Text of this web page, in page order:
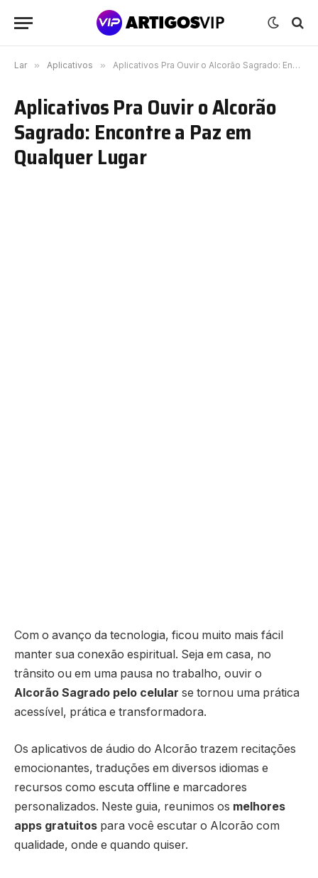
Lar » Aplicativos » Aplicativos Pra Ouvir o Alcorão Sagrado: Encontre a Paz em Qualquer Lugar
Aplicativos Pra Ouvir o Alcorão
Sagrado: Encontre a Paz em
Qualquer Lugar
Com o avanço da tecnologia, ficou muito mais fácil
manter sua conexão espiritual. Seja em casa, no
trânsito ou em uma pausa no trabalho, ouvir o
Alcorão Sagrado pelo celular se tornou uma prática
acessível, prática e transformadora.
Os aplicativos de áudio do Alcorão trazem recitações
emocionantes, traduções em diversos idiomas e
recursos como escuta offline e marcadores
personalizados. Neste guia, reunimos os melhores
apps gratuitos para você escutar o Alcorão com
qualidade, onde e quando quiser.